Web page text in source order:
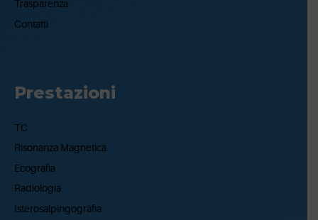
Trasparenza
Contatti
Prestazioni
TC
Risonanza Magnetica
Ecografia
Radiologia
Isterosalpingografia